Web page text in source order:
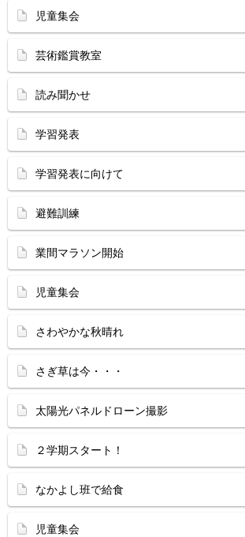
児童集会
芸術鑑賞教室
読み聞かせ
学習発表
学習発表に向けて
避難訓練
業間マラソン開始
児童集会
さわやかな秋晴れ
さぎ草は今・・・
太陽光パネルドローン撮影
２学期スタート！
なかよし班で給食
児童集会